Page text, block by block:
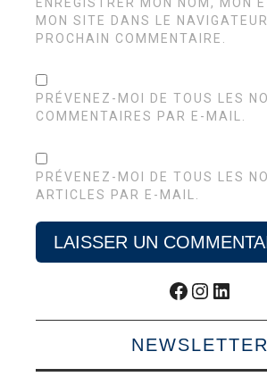
MON SITE DANS LE
PROCHAIN COMMENTAIRE.
PRÉVENEZ-MOI DE TOUS LES
COMMENTAIRES PAR E-MAIL.
PRÉVENEZ-MOI DE TOUS LES
ARTICLES PAR E-MAIL.
Facebook
NEWSLETTER